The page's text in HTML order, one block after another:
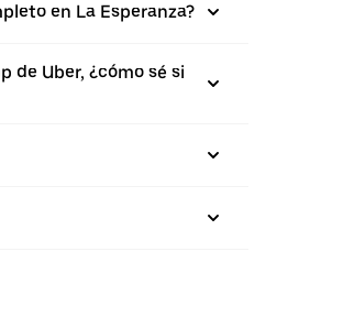
en La Esperanza?
de Uber, ¿cómo sé si